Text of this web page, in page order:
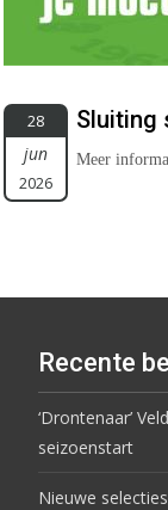
28
jun
2026
Sluiting
Meer
Recente
‘Drontenaar’
seizoenstart
Nieuwe